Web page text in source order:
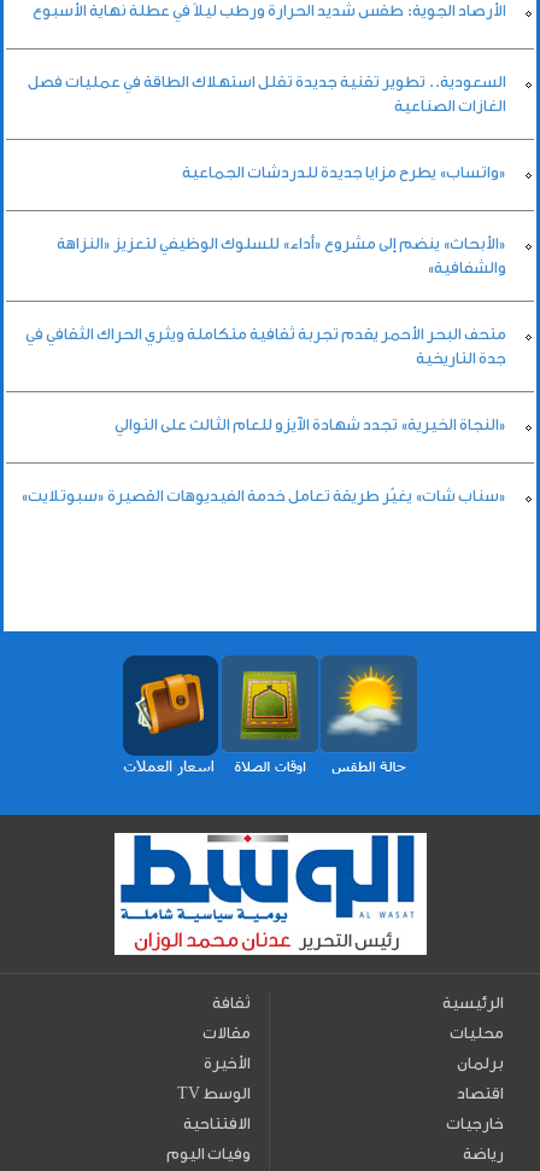
الأرصاد الجوية: طقس شديد الحرارة ورطب ليلاً في عطلة نهاية الأسبوع
السعودية.. تطوير تقنية جديدة تقلل استهلاك الطاقة في عمليات فصل
الغازات الصناعية
«واتساب» يطرح مزايا جديدة للدردشات الجماعية
«الأبحاث» ينضم إلى مشروع «أداء» للسلوك الوظيفي لتعزيز «النزاهة
والشفافية»
متحف البحر الأحمر يقدم تجربة ثقافية متكاملة ويثري الحراك الثقافي في
جدة التاريخية
«النجاة الخيرية» تجدد شهادة الآيزو للعام الثالث على التوالي
«سناب شات» يغيّر طريقة تعامل خدمة الفيديوهات القصيرة «سبوتلايت»
الرئيسية
محليات
برلمان
اقتصاد
خارجيات
رياضة
ثقافة
مقالات
الأخيرة
TV الوسط
الافتتاحية
وفيات اليوم